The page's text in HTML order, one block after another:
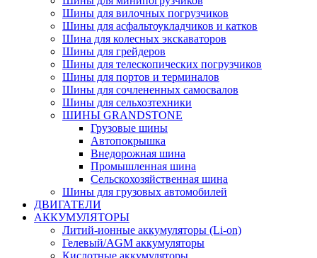
Шины для вилочных погрузчиков
Шины для асфальтоукладчиков и катков
Шина для колесных экскаваторов
Шины для грейдеров
Шины для телескопических погрузчиков
Шины для портов и терминалов
Шины для сочлененных самосвалов
Шины для сельхозтехники
ШИНЫ GRANDSTONE
Грузовые шины
Автопокрышка
Внедорожная шина
Промышленная шина
Сельскохозяйственная шина
Шины для грузовых автомобилей
ДВИГАТЕЛИ
АККУМУЛЯТОРЫ
Литий-ионные аккумуляторы (Li-on)
Гелевый/AGM аккумуляторы
Кислотные аккумуляторы